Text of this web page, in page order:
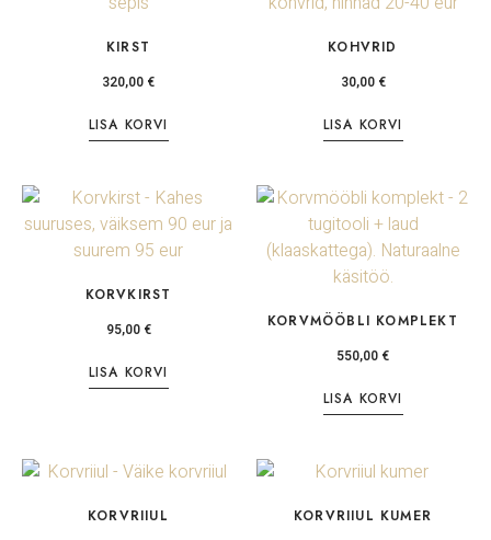
KIRST
320,00 €
LISA KORVI
KOHVRID
30,00 €
LISA KORVI
KORVKIRST
95,00 €
LISA KORVI
KORVMÖÖBLI KOMPLEKT
550,00 €
LISA KORVI
KORVRIIUL
KORVRIIUL KUMER